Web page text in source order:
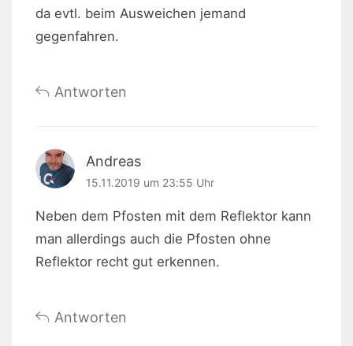
da evtl. beim Ausweichen jemand
gegenfahren.
Antworten
Andreas
15.11.2019 um 23:55 Uhr
Neben dem Pfosten mit dem Reflektor kann
man allerdings auch die Pfosten ohne
Reflektor recht gut erkennen.
Antworten